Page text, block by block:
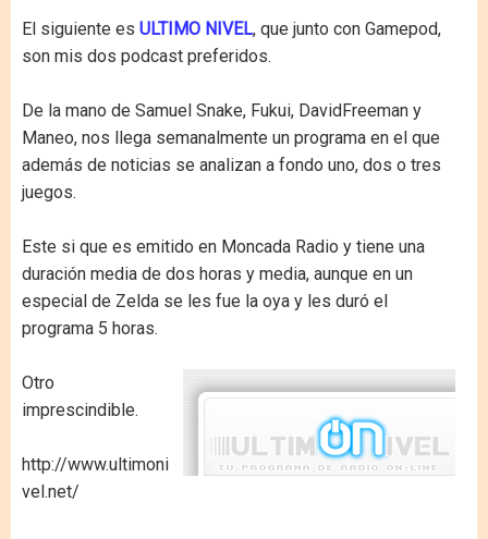
El siguiente es ULTIMO NIVEL, que junto con Gamepod,
son mis dos podcast preferidos.
De la mano de Samuel Snake, Fukui, DavidFreeman y
Maneo, nos llega semanalmente un programa en el que
además de noticias se analizan a fondo uno, dos o tres
juegos.
Este si que es emitido en Moncada Radio y tiene una
duración media de dos horas y media, aunque en un
especial de Zelda se les fue la oya y les duró el
programa 5 horas.
Otro
imprescindible.
http://www.ultimoni
vel.net/